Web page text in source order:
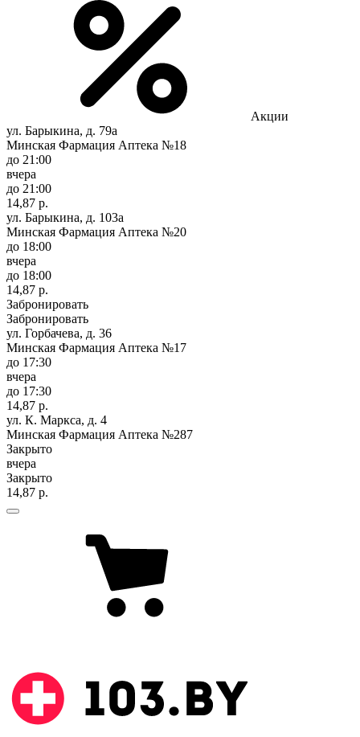
Акции
ул. Барыкина, д. 79а
Минская Фармация Аптека №18
до 21:00
вчера
до 21:00
14,87 р.
ул. Барыкина, д. 103а
Минская Фармация Аптека №20
до 18:00
вчера
до 18:00
14,87 р.
Забронировать
Забронировать
ул. Горбачева, д. 36
Минская Фармация Аптека №17
до 17:30
вчера
до 17:30
14,87 р.
ул. К. Маркса, д. 4
Минская Фармация Аптека №287
Закрыто
вчера
Закрыто
14,87 р.